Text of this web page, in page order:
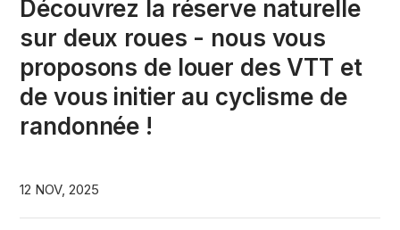
Découvrez la réserve naturelle
sur deux roues - nous vous
proposons de louer des VTT et
de vous initier au cyclisme de
randonnée !
12 NOV, 2025